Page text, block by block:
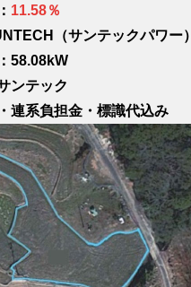
11.58％
（サンテックパワー）
58.08kW
ンテック
連系負担金・標識代込み